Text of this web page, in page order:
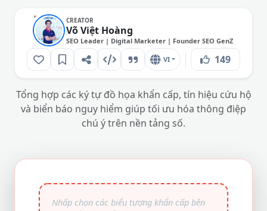
CREATOR
Võ Việt Hoàng
SEO Leader | Digital Marketer | Founder SEO GenZ
VI 149
Tổng hợp các ký tự đồ họa khẩn cấp, tín hiệu cứu hộ
và biển báo nguy hiểm giúp tối ưu hóa thông điệp
chú ý trên nền tảng số.